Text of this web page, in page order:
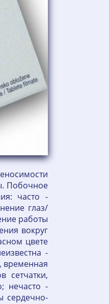
Побочное
часто -
глаз/
работы
вокруг
цвете
-
временная
сетчатки,
нечасто -
сердечно-